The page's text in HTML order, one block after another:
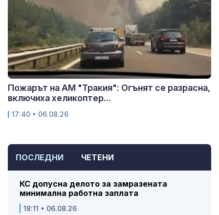
ПОСЛЕДНИ ЧЕТЕНИ
КС допусна делото за замразената
минимална работна заплата
18:11 • 06.08.26
Пожарът на АМ "Тракия": Огънят се разрасна,
включиха хеликоптер...
17:40 • 06.08.26